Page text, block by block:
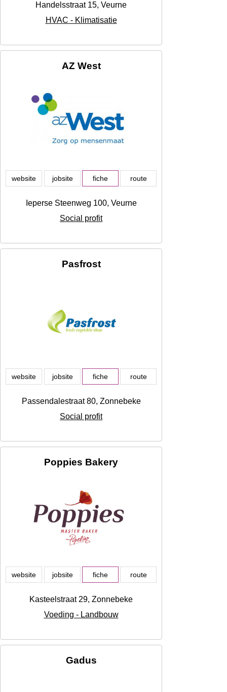
Handelsstraat 15, Veurne
HVAC - Klimatisatie
AZ West
website jobsite fiche route
Ieperse Steenweg 100, Veurne
Social profit
Pasfrost
website jobsite fiche route
Passendalestraat 80, Zonnebeke
Social profit
Poppies Bakery
website jobsite fiche route
Kasteelstraat 29, Zonnebeke
Voeding - Landbouw
Gadus